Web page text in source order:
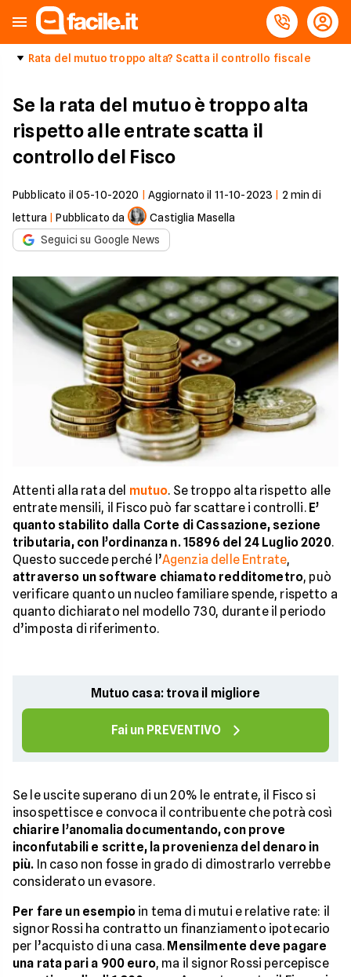
Rata del mutuo troppo alta? Scatta il controllo fiscale
Se la rata del mutuo è troppo alta
rispetto alle entrate scatta il
controllo del Fisco
Pubblicato il 05-10-2020 Aggiornato il 11-10-2023 2 min di
lettura |Pubblicato da
Castiglia Masella
Seguici su Google News
Attenti alla rata del mutuo. Se troppo alta rispetto alle
entrate mensili, il Fisco può far scattare i controlli. E’
quanto stabilito dalla Corte di Cassazione, sezione
tributaria, con l’ordinanza n. 15896 del 24 Luglio 2020.
Questo succede perché l’Agenzia delle Entrate,
attraverso un software chiamato redditometro, può
verificare quanto un nucleo familiare spende, rispetto a
quanto dichiarato nel modello 730, durante il periodo
d’imposta di riferimento.
Mutuo casa: trova il migliore
Fai un PREVENTIVO
Se le uscite superano di un 20% le entrate, il Fisco si
insospettisce e convoca il contribuente che potrà così
chiarire l’anomalia documentando, con prove
inconfutabili e scritte, la provenienza del denaro in
più. In caso non fosse in grado di dimostrarlo verrebbe
considerato un evasore.
Per fare un esempio in tema di mutui e relative rate: il
signor Rossi ha contratto un finanziamento ipotecario
per l’acquisto di una casa. Mensilmente deve pagare
una rata pari a 900 euro, ma il signor Rossi percepisce